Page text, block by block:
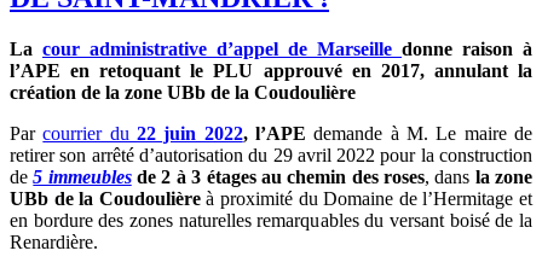
La cour administrative d’appel de Marseille donne raison à
l’APE en retoquant le PLU approuvé en 2017, annulant la
création de la zone UBb de la Coudoulière
Parcourrier du22 juin 2022, l’APE demande à M. Le maire de
retirer son arrêté d’autorisation du 29 avril 2022 pour la construction
de5 immeublesde 2 à 3 étages au chemin des roses, dans la zone
UBb de la Coudoulièreà proximité du Domaine de l’Hermitage et
en bordure des zones naturelles remarquables du versant boisé de la
Renardière.